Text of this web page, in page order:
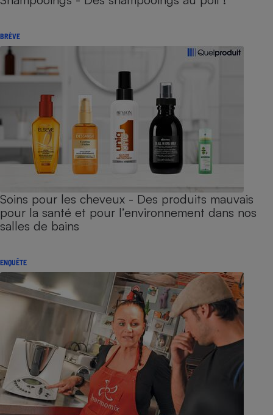
BRÈVE
Soins pour les cheveux - Des produits mauvais
pour la santé et pour l’environnement dans nos
salles de bains
ENQUÊTE